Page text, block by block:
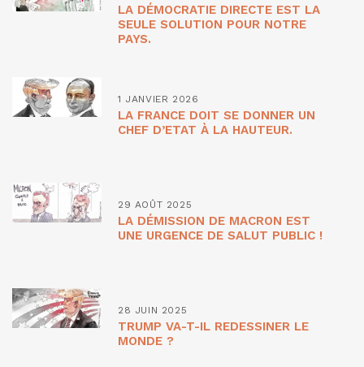
LA DÉMOCRATIE DIRECTE EST LA
SEULE SOLUTION POUR NOTRE
PAYS.
1 JANVIER 2026
LA FRANCE DOIT SE DONNER UN
CHEF D’ETAT À LA HAUTEUR.
29 AOÛT 2025
LA DÉMISSION DE MACRON EST
UNE URGENCE DE SALUT PUBLIC !
28 JUIN 2025
TRUMP VA-T-IL REDESSINER LE
MONDE ?